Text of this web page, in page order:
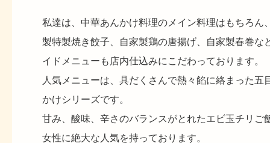
私達は、中華あんかけ料理のメイン料理はもちろん
製特製焼き餃子、自家製鶏の唐揚げ、自家製春巻な
イドメニューも店内仕込みにこだわっております。
人気メニューは、具だくさんで熱々餡に絡まった五
かけシリーズです。
甘み、酸味、辛さのバランスがとれたエビ玉チリご
女性に絶大な人気を持っております。